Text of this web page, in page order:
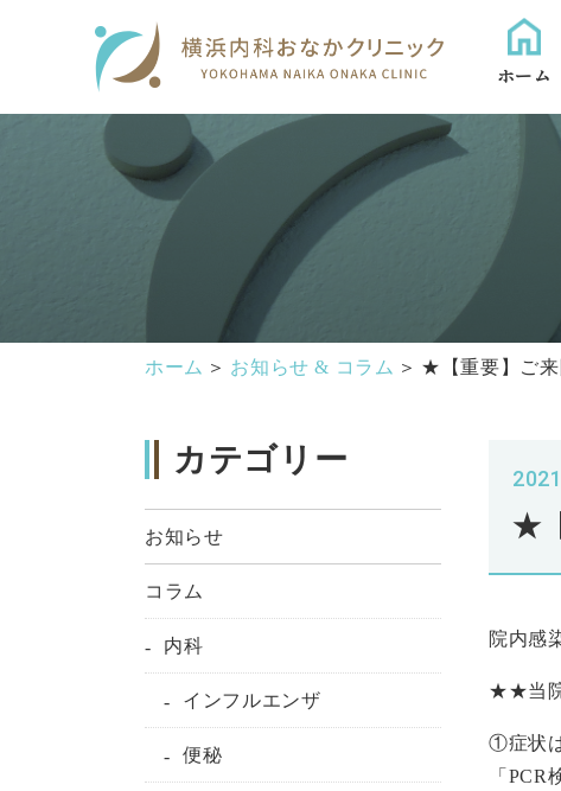
ホーム
ホーム お知らせ & コラム ★【重要】ご
カテゴリー
お知らせ
コラム
内科
インフルエンザ
便秘
★
院内感
★★当院
①症状
「